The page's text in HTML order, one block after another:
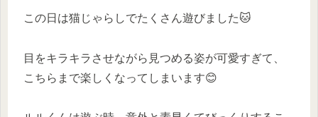
この日は猫じゃらしでたくさん遊びました🐱
目をキラキラさせながら見つめる姿が可愛すぎて、
こちらまで楽しくなってしまいます😊